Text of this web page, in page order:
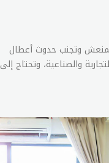
وتجنب حدوث أعطال
والصناعية، وتحتاج إلى